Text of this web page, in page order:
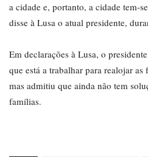
a cidade e, portanto, a cidade tem-
disse à Lusa o atual presidente,
Em declarações à Lusa, o
que está a trabalhar para realojar
mas admitiu que ainda não tem
famílias.